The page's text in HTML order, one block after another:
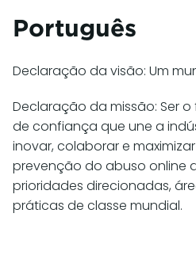
Português
Declaração da visão: Um
Declaração da missão: Ser
de confiança que une a
inovar, colaborar e
prevenção do abuso online
prioridades direcionadas,
práticas de classe mundial.